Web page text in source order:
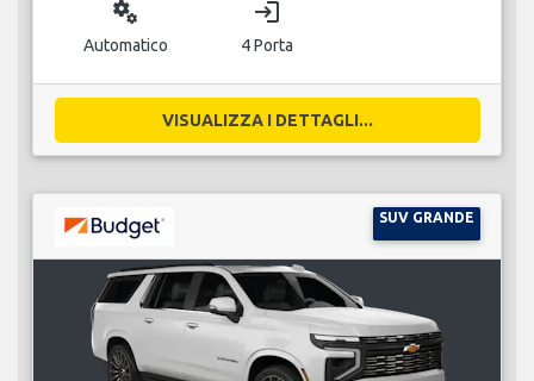
miscellaneous_services
Automatico
login
4 Porta
VISUALIZZA I DETTAGLI...
SUV GRANDE